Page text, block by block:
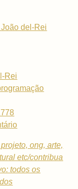
del-Rei
Rei
ong, arte,
etc/contribua
todos os